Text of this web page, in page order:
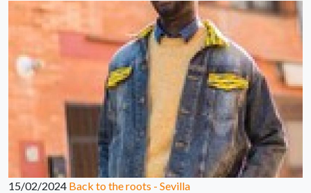
15/02/2024 Back to the roots - Sevilla